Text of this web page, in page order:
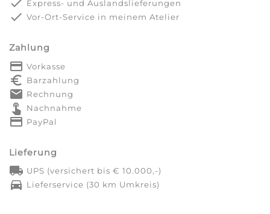
done Express- und Auslandslieferungen
done Vor-Ort-Service in meinem Atelier
Zahlung
payment Vorkasse
euro_symbol Barzahlung
markunread Rechnung
touch_app Nachnahme
credit_card PayPal
Lieferung
local_shipping UPS (versichert bis € 10.000,-)
directions_car Lieferservice (30 km Umkreis)